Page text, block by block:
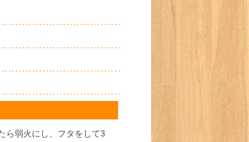
ら弱火にし、フタをして3